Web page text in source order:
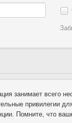
занимает всего
привилегии
Помните, что